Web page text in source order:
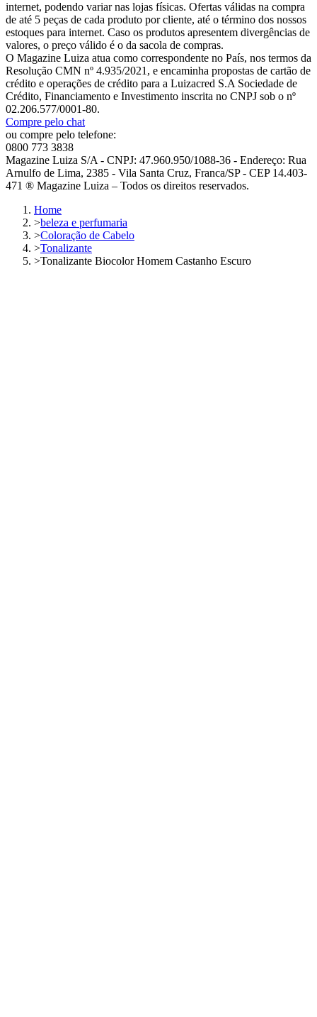
internet, podendo variar nas lojas físicas. Ofertas válidas na compra
de até 5 peças de cada produto por cliente, até o término dos nossos
estoques para internet. Caso os produtos apresentem divergências de
valores, o preço válido é o da sacola de compras.
O Magazine Luiza atua como correspondente no País, nos termos da
Resolução CMN nº 4.935/2021, e encaminha propostas de cartão de
crédito e operações de crédito para a Luizacred S.A Sociedade de
Crédito, Financiamento e Investimento inscrita no CNPJ sob o nº
02.206.577/0001-80.
Compre pelo chat
ou compre pelo telefone:
0800 773 3838
Magazine Luiza S/A - CNPJ: 47.960.950/1088-36 - Endereço: Rua
Arnulfo de Lima, 2385 - Vila Santa Cruz, Franca/SP - CEP 14.403-
471 ® Magazine Luiza – Todos os direitos reservados.
Home
>beleza e perfumaria
>Coloração de Cabelo
>Tonalizante
>Tonalizante Biocolor Homem Castanho Escuro